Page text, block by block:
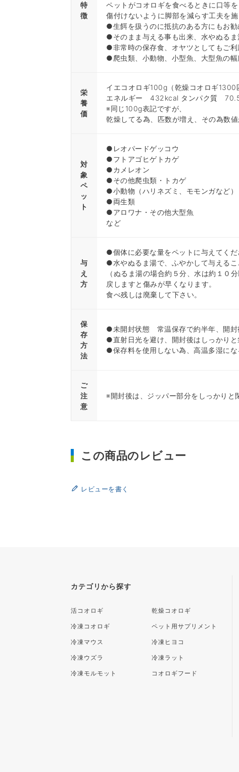
特
徴
ペットがコオロギを食べるときに口等を
傷付けないように脚部を減らす工夫を施
●生餌を扱うのに抵抗のある方にもお勧
●そのまま与える事も出来、水やぬるま
●非常時の保存食、オヤツとしてもご利
●爬虫類、小動物、小型魚、大型魚の幅
栄
養
価
イエコオロギ100g（乾燥コオロギ1300
エネルギー 432kcal タンパク質
※同じ100g表記ですが、
乾燥してる為、匹数が増え、その為数値
対
象
ペ
ッ
ト
●レオパードゲッコウ
●フトアゴヒゲトカゲ
●カメレオン
●その他爬虫類・トカゲ
●小動物（ハリネズミ、モモンガなど）
●両生類
●アロワナ・その他大型魚
など
与
え
方
●個体に必要な量をペットに与えてくだ
●水やぬるま湯で、ふやかして与えるこ
（ぬるま湯の場合約５分、水は約１０
戻しますと傷みが早くなります。
食べ残しは廃棄して下さい。
保
存
方
法
●未開封状態 常温保存で約半年、開封
●直射日光を避け、開封後はしっかりと
●保存料を使用しない為、高温多湿
ご
注
意
※開封後は、ジッパー部分をしっかりと
この商品のレビュー
レビューを書く
カテゴリから探す
活コオロギ 乾燥コオロギ
冷凍コオロギ ペット用サプリメント
冷凍マウス 冷凍ヒヨコ
冷凍ウズラ 冷凍ラット
冷凍モルモット コオロギフード